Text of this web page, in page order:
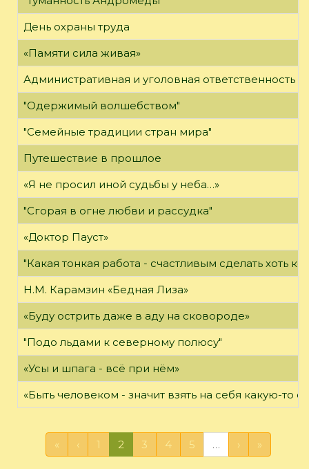
День охраны труда
«Памяти сила живая»
Административная и уголовная ответственность
"Одержимый волшебством"
"Семейные традиции стран мира"
Путешествие в прошлое
«Я не просил иной судьбы у неба…»
"Сгорая в огне любви и рассудка"
«Доктор Пауст»
"Какая тонкая работа - счастливым сделать хоть
Н.М. Карамзин «Бедная Лиза»
«Буду острить даже в аду на сковороде»
"Подо льдами к северному полюсу"
«Усы и шпага - всё при нём»
«Быть человеком - значит взять на себя какую-то
« ‹ 1 2 3 4 5 … › »